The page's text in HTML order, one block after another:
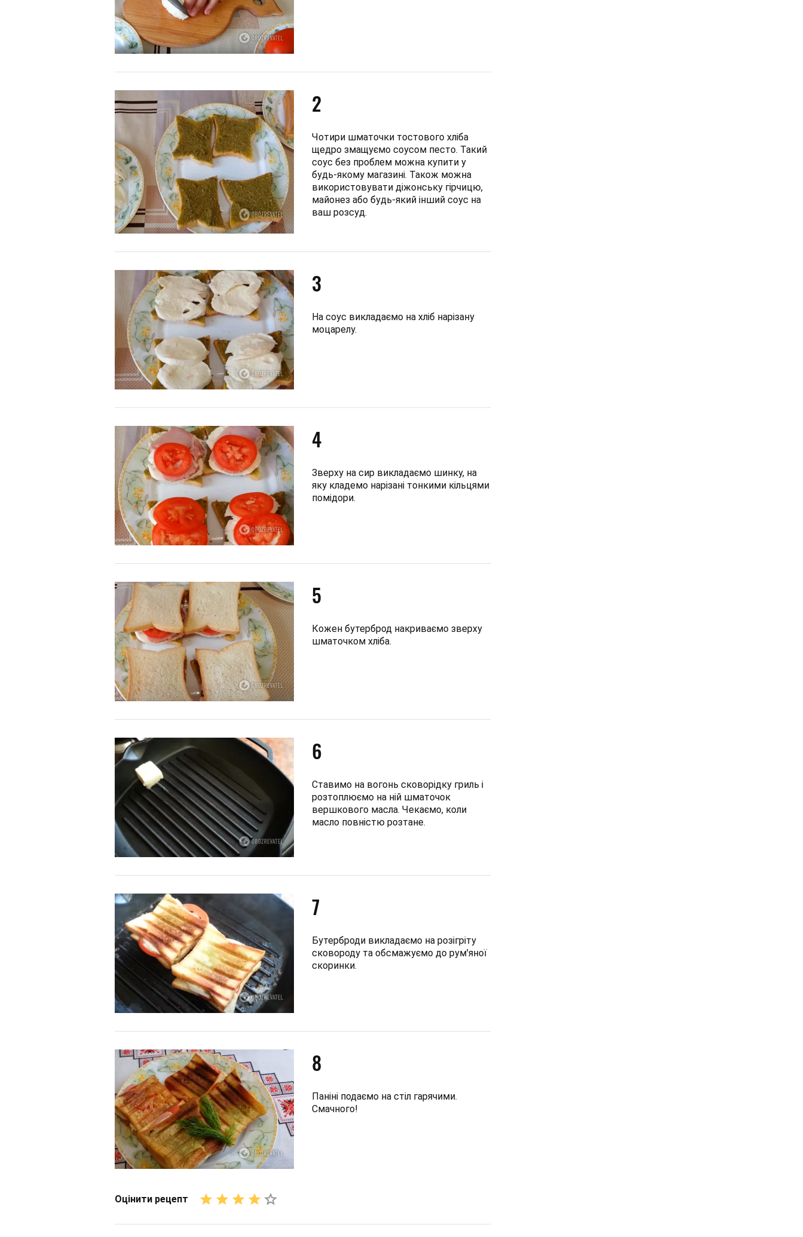
2
Чотири шматочки тостового хліба
щедро змащуємо соусом песто. Такий
соус без проблем можна купити у
будь-якому магазині. Також можна
використовувати діжонську гірчицю,
майонез або будь-який інший соус на
ваш розсуд.
3
На соус викладаємо на хліб нарізану
моцарелу.
4
Зверху на сир викладаємо шинку, на
яку кладемо нарізані тонкими кільцями
помідори.
5
Кожен бутерброд накриваємо зверху
шматочком хліба.
6
Ставимо на вогонь сковорідку гриль і
розтоплюємо на ній шматочок
вершкового масла. Чекаємо, коли
масло повністю розтане.
7
Бутерброди викладаємо на розігріту
сковороду та обсмажуємо до рум'яної
скоринки.
8
Паніні подаємо на стіл гарячими.
Смачного!
Оцінити рецепт